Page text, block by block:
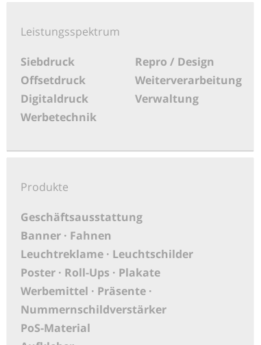
Leistungsspektrum
Siebdruck
Offsetdruck
Digitaldruck
Werbetechnik
Repro / Design
Weiterverarbeitung
Verwaltung
Produkte
Geschäftsausstattung
Banner · Fahnen
Leuchtreklame · Leuchtschilder
Poster · Roll-Ups · Plakate
Werbemittel · Präsente ·
Nummernschildverstärker
PoS-Material